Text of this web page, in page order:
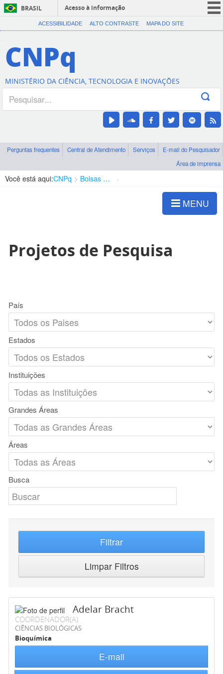
BRASIL
Acesso à informação
CORONAVÍRUS (COVID-19)
Canais
ACESSIBILIDADE ALTO CONTRASTE MAPA DO SITE
CNPq
MINISTÉRIO DA CIÊNCIA, TECNOLOGIA E INOVAÇÕES
Perguntas frequentes Central de Atendimento Serviços
E-mail do Pesquisador
Área de imprensa
Você está aqui:CNPq Bolsas e Auxílios Vigentes
MENU
Projetos de Pesquisa
País
Estados
Instituições
Grandes Áreas
Áreas
Busca
Filtrar
Limpar Filtros
Adelar Bracht
COORDENADOR(A)
CIÊNCIAS BIOLÓGICAS
Bioquímica
E-mail